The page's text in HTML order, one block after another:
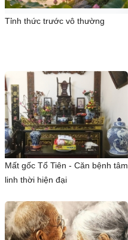
Tỉnh thức trước vô thường
Mất gốc Tổ Tiên - Căn bệnh tâm
linh thời hiện đại